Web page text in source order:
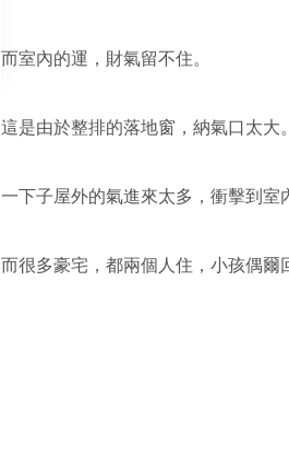
而室內的運，財氣留不住。
這是由於整排的落地窗，納氣口太大。
一下子屋外的氣進來太多，衝擊到室
而很多豪宅，都兩個人住，小孩偶爾